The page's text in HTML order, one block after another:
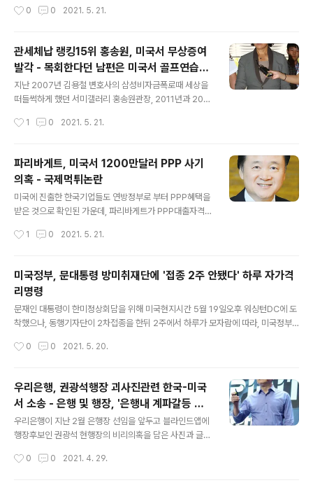
UTC]까지이며 이 시간은 문재인대통령이 조지아주 SK공
로 확인됐다. 특히 이번 세무조사는 대기업 조사를 담당하
입된 것으로 드러나, 본보에 보도된 미국법인의 부동산 매
입 및 자금출처, 무상증여의혹 등을 조사하고 있는 것으로
추정된다 . 한편 최진민회장일가는 로스앤젤레스의 외식업
체 닥터로빈을 지난해 전격 폐업한 것으로 확인됐으며, 올
해 3월 귀뚜라미 아메리카라는 상업용부동산 임대업체를
능성도 배제할 수 없다. 중략 전체기사 선데이저널 유에스
0 0 2021. 5. 21.
관세체납 랭킹15위 홍송원, 미국서 무상증여
발각 - 목회한다던 남편은 미국서 골프연습장
운영
지난 2007년 김용철 변호사의 삼성비자금폭로때 세상을
떠들썩하게 했던 서미갤러리 홍송원관장, 2011년과 201
혐의로 유죄판결과 함께 벌금 20억원선고를 받았고, 지난
오른 홍씨가 LA소재 330만달러상당의 주택을 자신의 둘
째아들에게 무상증여했다는 의혹이 제기됐다. 또 홍씨의
남편으로 한국 온누리교회 부목사를 지낸 박담회씨는 목회
를 하면서도 지난해초까지 LA인근에서 골프연습장을 운
영한 것으로 밝혀졌다. 재벌일가의 그림구매 대리인, 대한
홍씨는 지난 2007년 7월 31일 캘리포니아주 9038 원더
1 0 2021. 5. 21.
파리바게트, 미국서 1200만달러 PPP 사기
의혹 - 국제먹튀논란
미국에 진출한 한국기업들도 연방정부로 부터 PPP혜택을
받은 것으로 확인된 가운데, 파리바게트가 PPP대출자격이
의혹이 제기되고 있다. 파리바게트는 3개사가 대출을 받았
출은 신청하지 못했으며, 1개사는 올해 정부대출한도가 늘
어났음에도 불구하고 지난해의 4분의 1만 대출을 신청한
것으로 드러나 이같은 의혹을 구체적으로 뒷받침하고 있
다. 미국내 자회사 5개를 통해 PPP대출을 받은 아주호텔
앤리조트 도 금융당국에 제출한 지난해 감사보고서등에 3
으로 밝혀져 외부감사법위반이라는 의혹을 사고 있다. 또
1 0 2021. 5. 21.
미국정부, 문대통령 방미취재단에 '접종 2주 안됐다' 하루 자가격
리명령
문재인 대통령이 한미정상회담을 위해 미국현지시간 5월 19일오후 워싱턴DC에 도
착했으나, 동행기자단이 2차접종을 한뒤 2주에서 하루가 모자람에 따라, 미국정부
자단은 당초 문재인대통령 방미와 관련, 30명을 취재단을 선정, 지난 4월 15일 화이
정부가 방미단 축소를 요청, 동행취재단은 30명에서 22명으로 줄었고, 오늘 오후 2
2명이 대통령전용기편으로 워싱턴 DC에 도착했습니다 하지만 미국정부는 화이자
나 모더나 접종뒤 14일이 지나야 접종완료자로 인정하기 때문에 동행취재단은 2차
접종뒤 오늘이 14일째로, 내일 접종완료자가 됩니다. 이에 따..
0 0 2021. 5. 20.
우리은행, 권광석행장 괴사진관련 한국-미국
서 소송 - 은행 및 행장, '은행내 계파갈등 심
각' 자해성 주장도 - 행장선임시기에 특정후보
비호 -
우리은행이 지난 2월 은행장 선임을 앞두고 블라인드앱에
행장후보인 권광석 현행장의 비리의혹을 담은 사진과 글이
해배상소송을 제기한 것으로 드러났다. 블라인드앱에 올라
0 0 2021. 4. 29.